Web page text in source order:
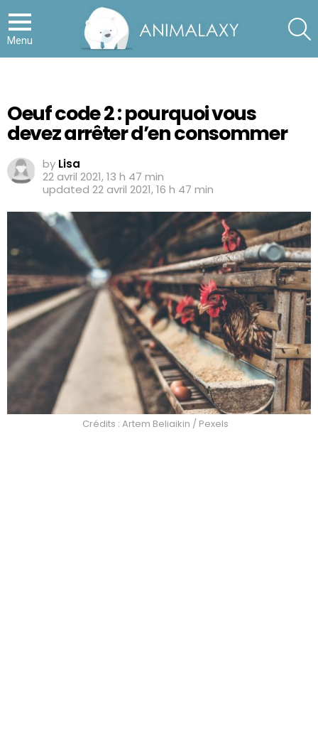
Menu
Oeuf code 2 : pourquoi vous
devez arrêter d’en consommer
by Lisa
22 avril 2021, 13 h 47 min
updated 22 avril 2021, 16 h 47 min
Crédits : Artem Beliaikin / Pexels